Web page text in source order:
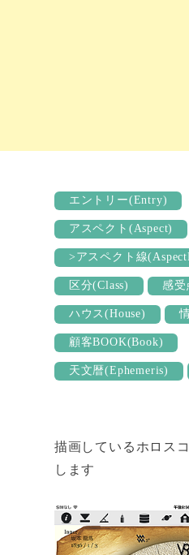
エントリー(Entry)
アスペクト(Aspect)
>アスペクト線
区分(Class) 感受
ハウス(House)
顧客BOOK(Book)
天文暦(Ephemeris)
描画しているホロス
します